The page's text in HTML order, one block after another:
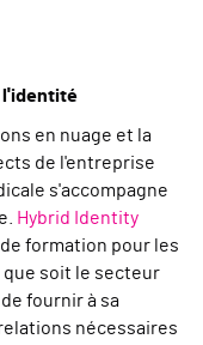
l'identité
en nuage et la
de l'entreprise
s'accompagne
Hybrid Identity
formation pour les
soit le secteur
fournir à sa
nécessaires